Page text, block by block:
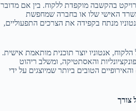
בהקשבה מוקפדת ללקוח. בין אם מדובר
האישי שלו או בחברה שמחפשת
מנתח בקפידה את הצרכים התפעוליים,
אנטוניו יוצר תוכנית מותאמת אישית.
והאסתטיקה, ומשלב ריהוט
הטובים ביותר שמיוצגים על ידי
צורך